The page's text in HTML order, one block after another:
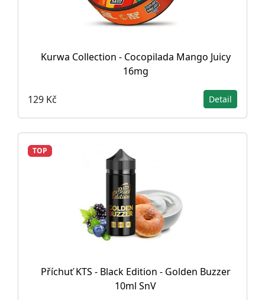
Kurwa Collection - Cocopilada Mango Juicy
16mg
129 Kč Detail
TOP
Příchuť KTS - Black Edition - Golden Buzzer
10ml SnV